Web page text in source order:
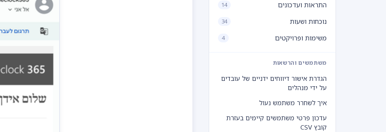
התראות ועדכונים 14
נוכחות ושעות 34
משימות ופרויקטים 4
משתמשים והרשאות
הגדרת אישור דיווחים ידניים של עובדים
על ידי מנהלים
איך לשחרר משתמש נעול
עדכון פרטי משתמשים קיימים בעזרת
קובץ CSV